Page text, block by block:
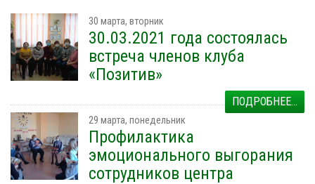
30 марта, вторник
30.03.2021 года состоялась
встреча членов клуба
«Позитив»
ПОДРОБНЕЕ...
29 марта, понедельник
Профилактика
эмоционального выгорания
сотрудников центра